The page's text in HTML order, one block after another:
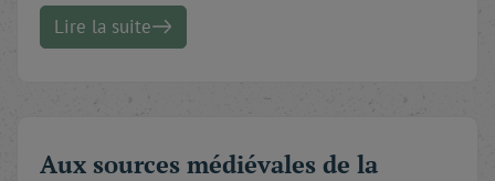
Lire la suite
Aux sources médiévales de la